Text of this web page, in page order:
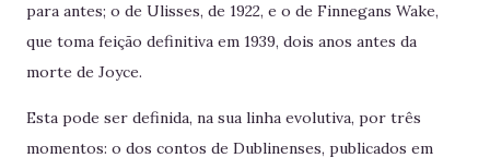
para antes; o de Ulisses, de 1922, e o de Finnegans Wake,
que toma feição definitiva em 1939, dois anos antes da
morte de Joyce.
Esta pode ser definida, na sua linha evolutiva, por três
momentos: o dos contos de Dublinenses, publicados em